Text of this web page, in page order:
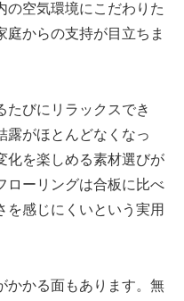
の空気環境にこだわりた
庭からの支持が目立ちま
たびにリラックスでき
露がほとんどなくなっ
化を楽しめる素材選びが
ローリングは合板に比べ
を感じにくいという実用
かかる面もあります。無